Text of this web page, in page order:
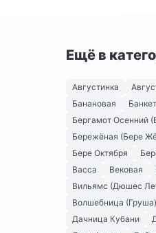
Ещё в
Августинка
Банановая
Бергамот Осенний
Бережёная (Бере
Бере Октября
Васса
Вековая
Вильямс (Дюшес
Волшебница (Груша)
Дачница Кубани